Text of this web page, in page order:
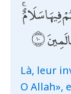
فِيهَا سَلَامٌ
Là, leur
O Allah»,